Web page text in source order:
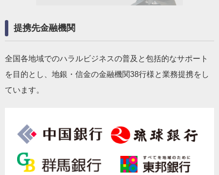
提携先金融機関
全国各地域でのハラルビジネスの普及と包括的なサポート
を目的とし、地銀・信金の金融機関38行様と業務提携をし
ています。